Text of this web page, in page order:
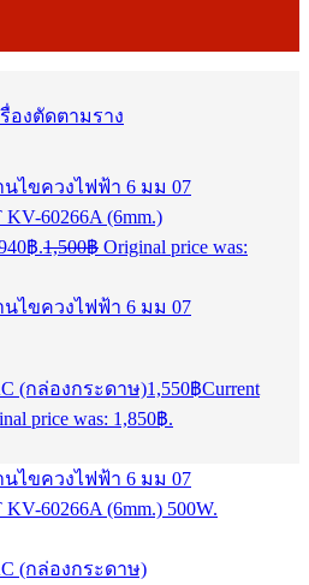
องตัดตามราง
60266A (6mm.)
฿.1,500฿ Original price was:
(กล่องกระดาษ)1,550฿Current
price was: 1,850฿.
60266A (6mm.) 500W.
(กล่องกระดาษ)